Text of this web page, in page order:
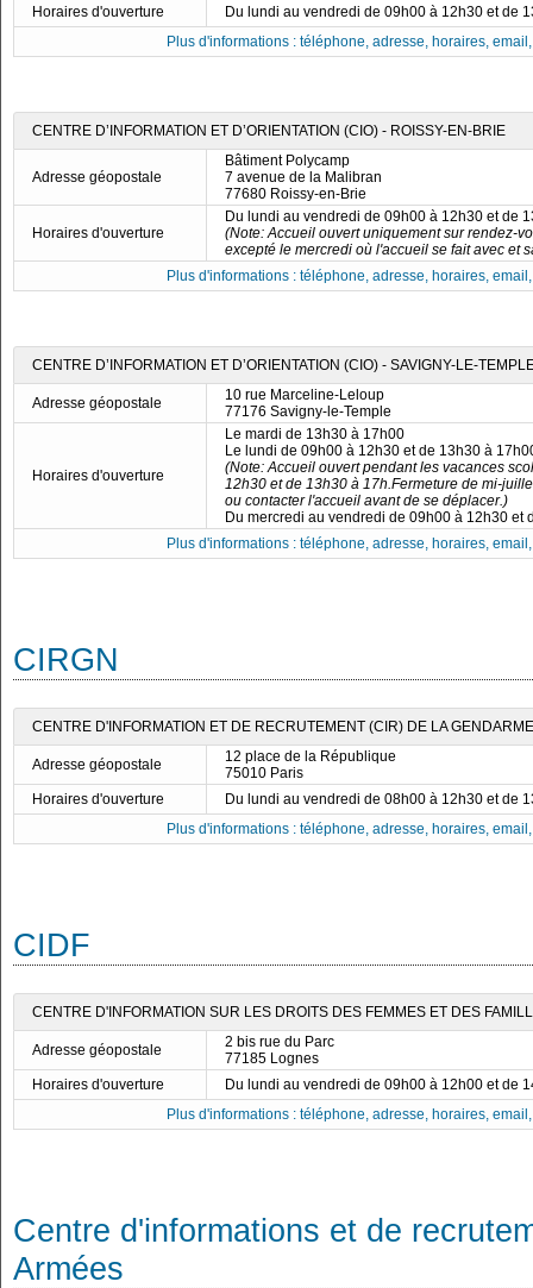
Horaires d'ouverture
Du lundi au vendredi de 09h00 à 12h30 et de
Plus d'informations : téléphone, adresse, horaires,
CENTRE D’INFORMATION ET D’ORIENTATION (CIO) - ROISSY-EN-BRIE
Adresse géopostale
Bâtiment Polycamp
7 avenue de la Malibran
77680 Roissy-en-Brie
Horaires d'ouverture
Du lundi au vendredi de 09h00 à 12h30 et de
(Note: Accueil ouvert uniquement sur rendez-
excepté le mercredi où l'accueil se fait avec et
Plus d'informations : téléphone, adresse, horaires,
CENTRE D’INFORMATION ET D’ORIENTATION (CIO) - SAVIGNY-LE-
Adresse géopostale
10 rue Marceline-Leloup
77176 Savigny-le-Temple
Horaires d'ouverture
Le mardi de 13h30 à 17h00
Le lundi de 09h00 à 12h30 et de 13h30 à
(Note: Accueil ouvert pendant les vacances
12h30 et de 13h30 à 17h.Fermeture de mi-
ou contacter l'accueil avant de se déplacer.)
Du mercredi au vendredi de 09h00 à 12h30 et
Plus d'informations : téléphone, adresse, horaires,
CIRGN
CENTRE D'INFORMATION ET DE RECRUTEMENT (CIR) DE LA
Adresse géopostale
12 place de la République
75010 Paris
Horaires d'ouverture
Du lundi au vendredi de 08h00 à 12h30 et de
Plus d'informations : téléphone, adresse, horaires,
CIDF
CENTRE D'INFORMATION SUR LES DROITS DES FEMMES ET DES
Adresse géopostale
2 bis rue du Parc
77185 Lognes
Horaires d'ouverture
Du lundi au vendredi de 09h00 à 12h00 et de
Plus d'informations : téléphone, adresse, horaires,
Centre d'informations et de
Armées